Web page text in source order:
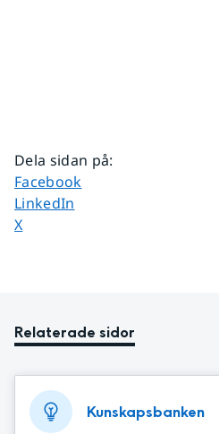
Dela sidan på:
Dela sidan på
Facebook
Dela sidan på
LinkedIn
Dela sidan på
X
Relaterade sidor
Kunskapsbanken